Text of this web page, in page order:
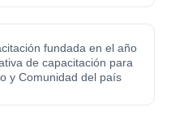
fundada en el año
de capacitación para
y Comunidad del país